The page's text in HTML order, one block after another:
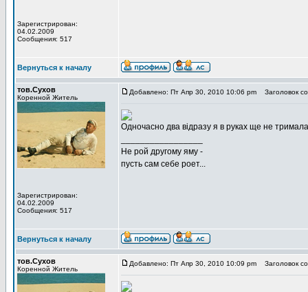
Зарегистрирован:
04.02.2009
Сообщения: 517
Вернуться к началу
тов.Сухов
Коренной Житель
Зарегистрирован:
04.02.2009
Сообщения: 517
Добавлено: Пт Апр 30, 2010 10:06 pm Заголовок
Одночасно два відразу я в руках ще не
Не рой другому яму -
пусть сам себе роет...
Вернуться к началу
тов.Сухов
Коренной Житель
Добавлено: Пт Апр 30, 2010 10:09 pm Заголовок